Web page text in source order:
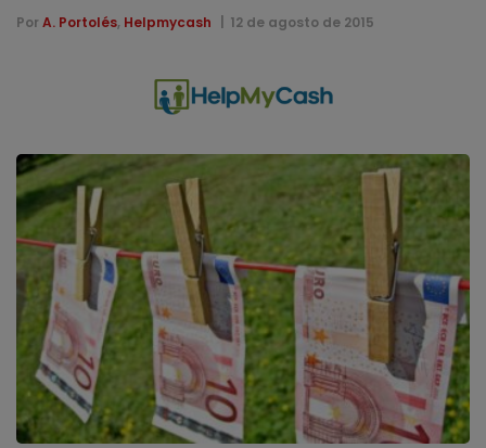
Por A. Portolés, Helpmycash 12 de agosto de 2015